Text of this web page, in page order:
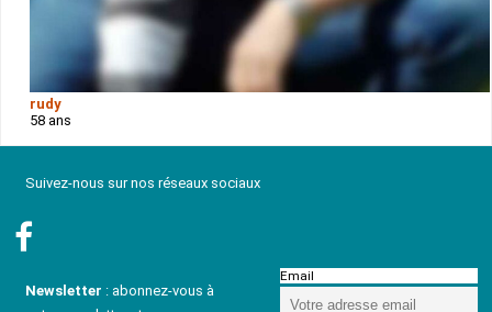
rudy
58 ans
Suivez-nous sur nos réseaux sociaux
Newsletter : abonnez-vous à
Email